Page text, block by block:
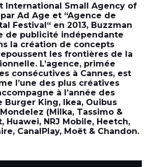
International Small Agency of
par Ad Age et “Agence de
Festival“ en 2013, Buzzman
de publicité indépendante
la création de concepts
les frontières de la
L’agence, primée
consécutives à Cannes, est
l’une des plus créatives
à l’année des
Burger King, Ikea, Ouibus
(Milka, Tassimo &
Huawei, NRJ Mobile, Heetch,
CanalPlay, Moët & Chandon.